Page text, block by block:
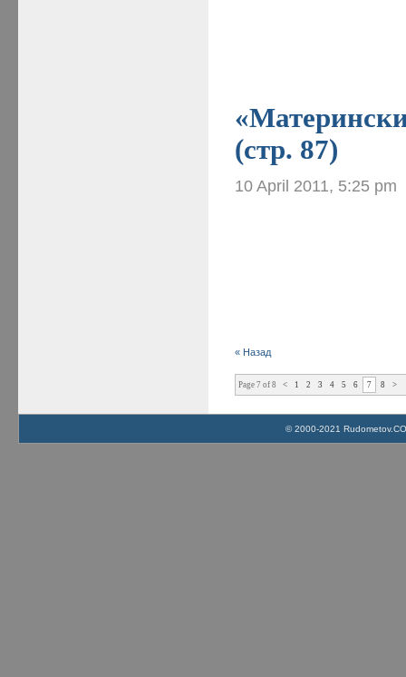
(стр. 87)
10 April 2011, 5:25 pm
« Назад
Page 7 of 8 < 1 2 3 4 5 6 7 8 >
© 2000-2021